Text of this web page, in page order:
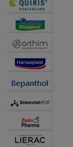
Besuchers
anzupassen.
anzuzeigen
Statistik &
Informationen
unserer
Website
auf unserer
Bitte beachten
übertragen